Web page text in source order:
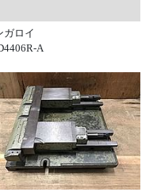
ガロイ
A